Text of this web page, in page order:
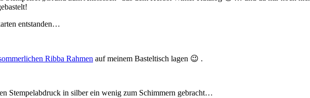
entstanden…
Ribba Rahmen auf meinem Basteltisch lagen 😉 .
Stempelabdruck in silber ein wenig zum Schimmern gebracht…